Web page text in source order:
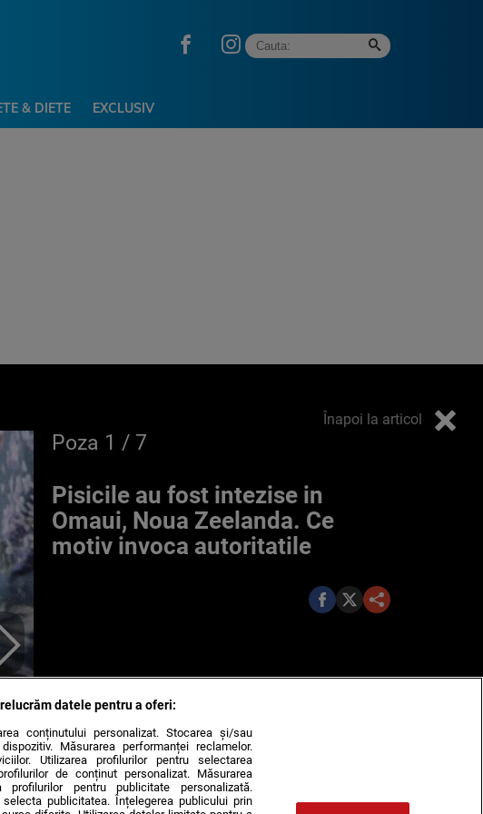
& DIETE EXCLUSIV
Înapoi la articol
Poza 1 / 7
Pisicile au fost intezise in
Omaui, Noua Zeelanda. Ce
motiv invoca autoritatile
datele pentru a oferi:
conținutului personalizat. Stocarea și/sau
Măsurarea performanței reclamelor.
Utilizarea profilurilor pentru selectarea
de conținut personalizat. Măsurarea
profilurilor pentru publicitate personalizată.
publicitatea. Înțelegerea publicului prin